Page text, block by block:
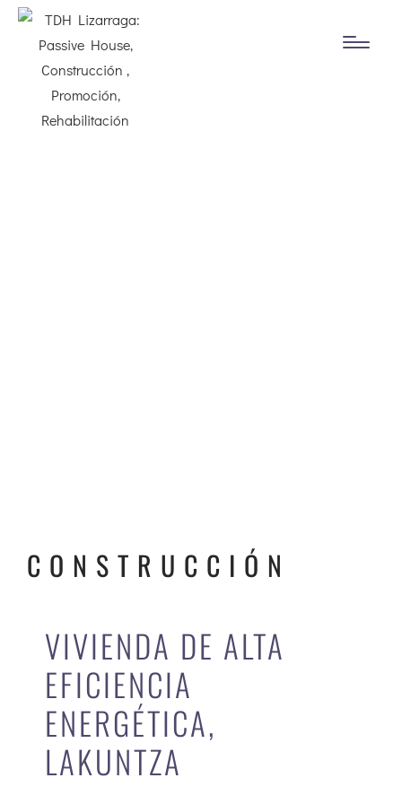
CONSTRUCCIÓN
VIVIENDA DE ALTA
EFICIENCIA
ENERGÉTICA,
LAKUNTZA